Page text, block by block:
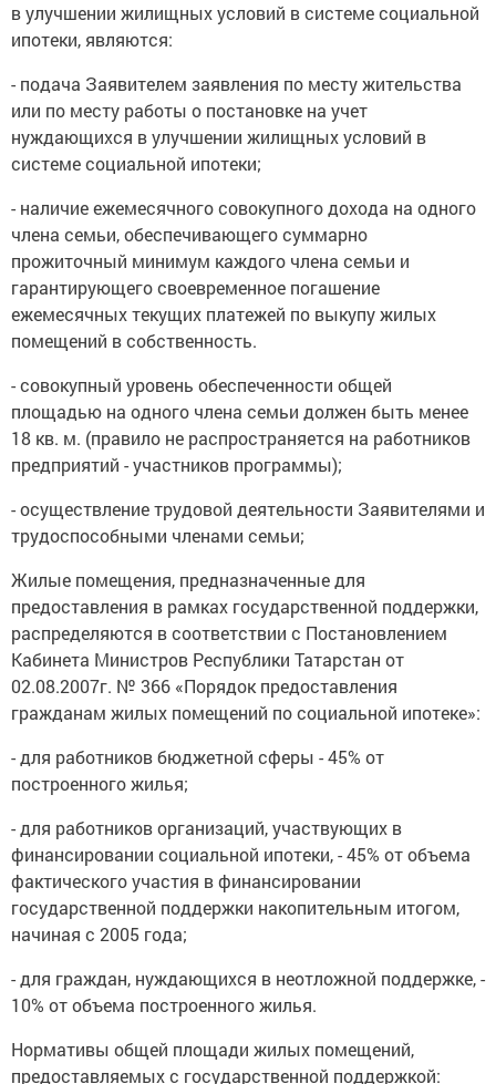
в улучшении жилищных условий в системе социальной
ипотеки, являются:
- подача Заявителем заявления по месту жительства
или по месту работы о постановке на учет
нуждающихся в улучшении жилищных условий в
системе социальной ипотеки;
- наличие ежемесячного совокупного дохода на одного
члена семьи, обеспечивающего суммарно
прожиточный минимум каждого члена семьи и
гарантирующего своевременное погашение
ежемесячных текущих платежей по выкупу жилых
помещений в собственность.
- совокупный уровень обеспеченности общей
площадью на одного члена семьи должен быть менее
18 кв. м. (правило не распространяется на работников
предприятий - участников программы);
- осуществление трудовой деятельности Заявителями и
трудоспособными членами семьи;
Жилые помещения, предназначенные для
предоставления в рамках государственной поддержки,
распределяются в соответствии с Постановлением
Кабинета Министров Республики Татарстан от
02.08.2007г. № 366 «Порядок предоставления
гражданам жилых помещений по социальной ипотеке»:
- для работников бюджетной сферы - 45% от
построенного жилья;
- для работников организаций, участвующих в
финансировании социальной ипотеки, - 45% от объема
фактического участия в финансировании
государственной поддержки накопительным итогом,
начиная с 2005 года;
- для граждан, нуждающихся в неотложной поддержке, -
10% от объема построенного жилья.
Нормативы общей площади жилых помещений,
предоставляемых с государственной поддержкой: